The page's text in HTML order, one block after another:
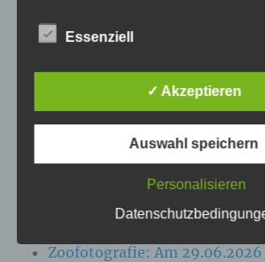
Naturfoto-Blog
Zoofotografie: Am
a) personenbezogene Daten
Personenbezogene Daten sind
Informationen, die sich auf eine
oder identifizierbare natürliche
identifizierbar wird eine
Essenziell
✓ Akzeptieren
Auswahl speichern
Personalisieren